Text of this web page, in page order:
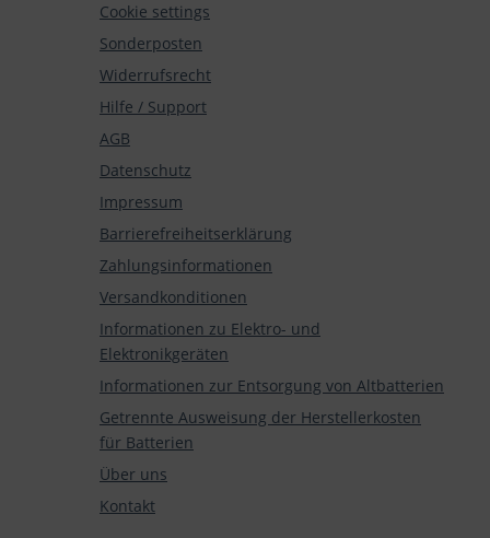
Cookie settings
Sonderposten
Widerrufsrecht
Hilfe / Support
AGB
Datenschutz
Impressum
Barrierefreiheitserklärung
Zahlungsinformationen
Versandkonditionen
Informationen zu Elektro- und
Elektronikgeräten
Informationen zur Entsorgung von Altbatterien
Getrennte Ausweisung der Herstellerkosten
für Batterien
Über uns
Kontakt